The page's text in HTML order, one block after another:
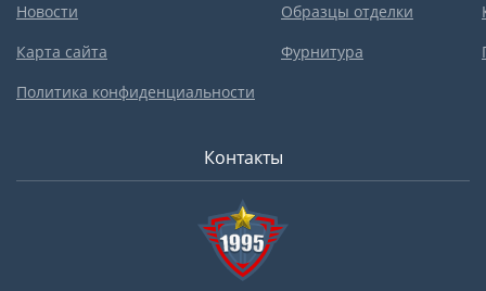
Новости
Карта сайта
Политика конфиденциальности
Образцы отделки
Фурнитура
Контакты